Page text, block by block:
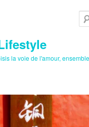
la voie de l'amour,